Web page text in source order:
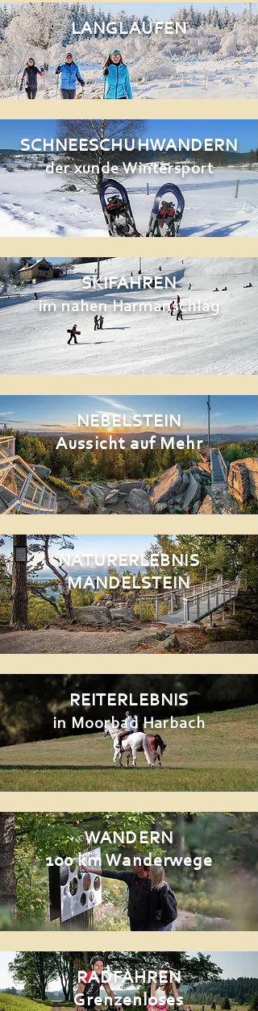
LANGLAUFEN
SCHNEESCHUHWANDERN
der xunde Wintersport
SKIFAHREN
im nahenHarmanschlag
NEBELSTEIN
Aussicht auf Mehr
NATURERLEBNIS
MANDELSTEIN
REITERLEBNIS
in Moorbad Harbach
WANDERN
100 km Wanderwege
RADFAHREN
Grenzenloses